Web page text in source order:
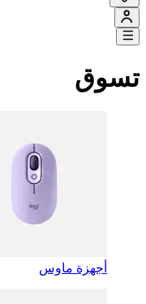
تسوق
أجهزة ماوس